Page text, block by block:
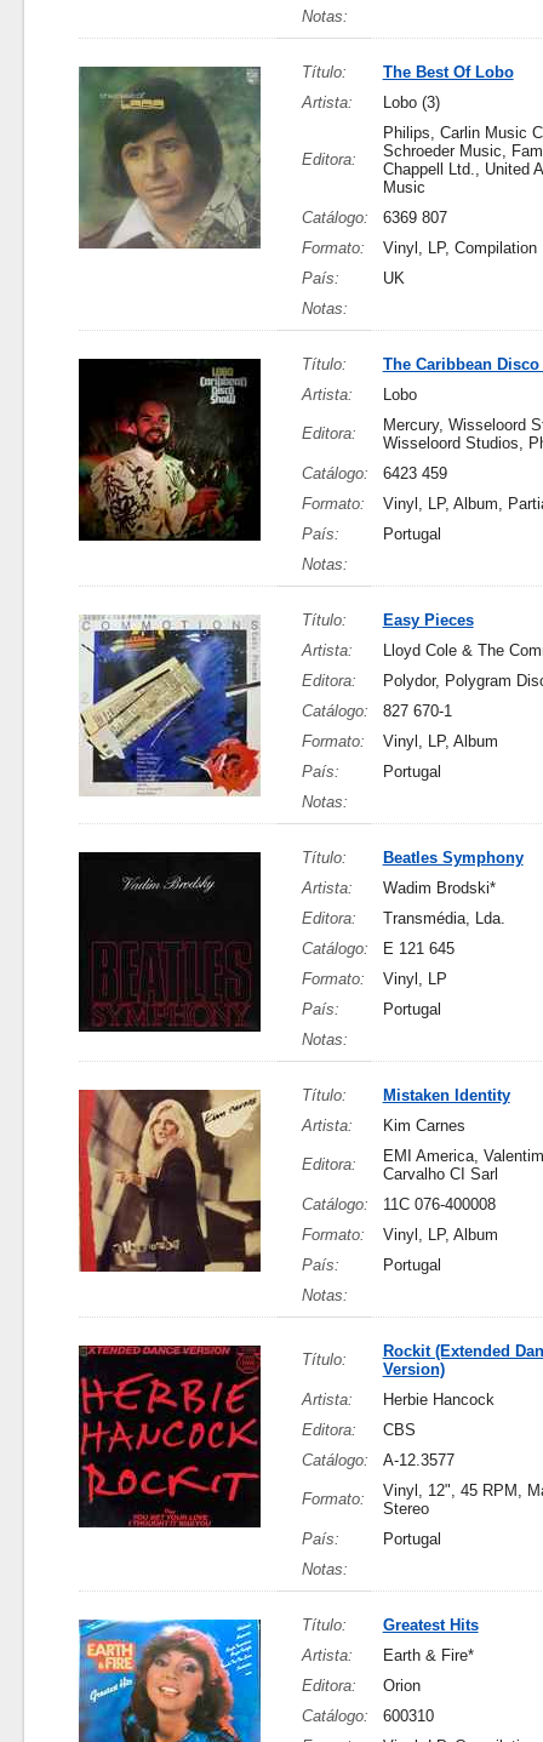
Notas:
Título:
The Best Of Lobo
Artista:
Lobo (3)
Editora:
Philips, Carlin Music
Schroeder Music,
Chappell Ltd., United
Music
Catálogo:
6369 807
Formato:
Vinyl, LP, Compilation
País:
UK
Notas:
Título:
The Caribbean
Artista:
Lobo
Editora:
Mercury, Wisseloord
Wisseloord Studios,
Catálogo:
6423 459
Formato:
Vinyl, LP, Album,
País:
Portugal
Notas:
Título:
Easy Pieces
Artista:
Lloyd Cole & The
Editora:
Polydor, Polygram
Catálogo:
827 670-1
Formato:
Vinyl, LP, Album
País:
Portugal
Notas:
Título:
Beatles Symphony
Artista:
Wadim Brodski*
Editora:
Transmédia, Lda.
Catálogo:
E 121 645
Formato:
Vinyl, LP
País:
Portugal
Notas:
Título:
Mistaken Identity
Artista:
Kim Carnes
Editora:
EMI America,
Carvalho CI Sarl
Catálogo:
11C 076-400008
Formato:
Vinyl, LP, Album
País:
Portugal
Notas:
Título:
Rockit (Extended
Version)
Artista:
Herbie Hancock
Editora:
CBS
Catálogo:
A-12.3577
Formato:
Vinyl, 12", 45 RPM,
Stereo
País:
Portugal
Notas:
Título:
Greatest Hits
Artista:
Earth & Fire*
Editora:
Orion
Catálogo:
600310